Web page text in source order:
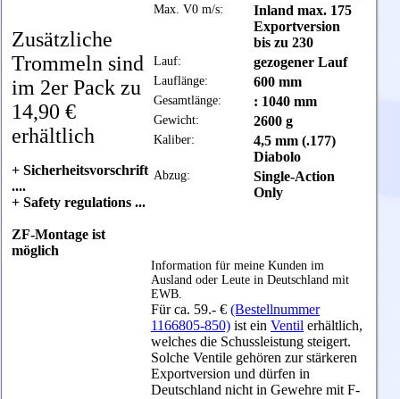
Zusätzliche
Trommeln sind
im 2er Pack zu
14,90 €
erhältlich
+ Sicherheitsvorschrift
....
+ Safety regulations ...
ZF-Montage ist
möglich
Max. V0 m/s:
Inland max. 175
Exportversion
bis zu 230
Lauf: gezogener Lauf
Lauflänge: 600 mm
Gesamtlänge: : 1040 mm
Gewicht: 2600 g
Kaliber:
4,5 mm (.177)
Diabolo
Abzug:
Single-Action
Only
Information für meine Kunden im
Ausland oder Leute in Deutschland mit
EWB.
Für ca. 59.- € (Bestellnummer
1166805-850) ist ein Ventil erhältlich,
welches die Schussleistung steigert.
Solche Ventile gehören zur stärkeren
Exportversion und dürfen in
Deutschland nicht in Gewehre mit F-